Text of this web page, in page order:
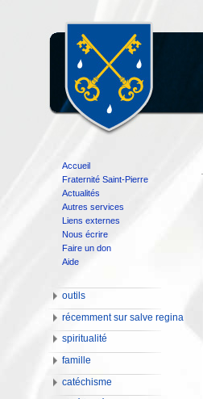
Accueil
Fraternité Saint-Pierre
Actualités
Autres services
Liens externes
Nous écrire
Faire un don
Aide
outils
récemment sur salve regina
spiritualité
famille
catéchisme